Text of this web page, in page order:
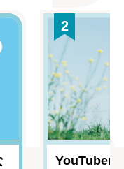
2
YouTuber